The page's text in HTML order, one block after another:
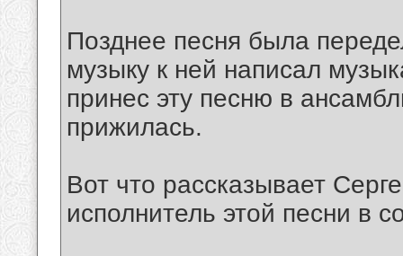
Позднее песня была
музыку к ней написал
принес эту песню в
прижилась.
Вот что рассказывает
исполнитель этой песни в